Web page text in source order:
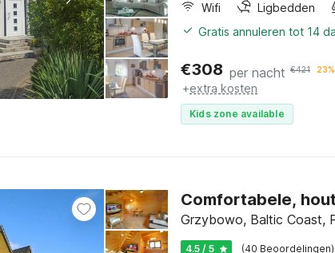
Wifi
Ligbedden
Gratis annuleren tot 14
€308 per nacht €421
+extra kosten
Kids zone available
Comfortabele,
Grzybowo, Baltic Coast,
4.5 / 5 (40 Beoordelingen)